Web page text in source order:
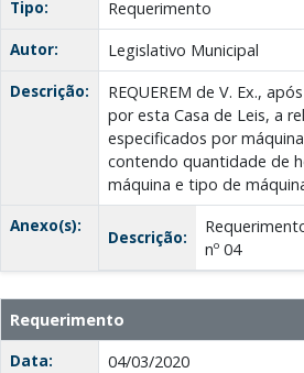
Tipo:
Requerimento
Autor:
Legislativo Municipal
Descrição:
REQUEREM de V. Ex.,
por esta Casa de Leis, a
especificados por
contendo quantidade de
máquina e tipo de
Anexo(s):
Descrição:
nº 04
Requerimento
Data:
04/03/2020